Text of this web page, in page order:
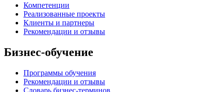
Компетенции
Реализованные проекты
Клиенты и партнеры
Рекомендации и отзывы
Бизнес-обучение
Программы обучения
Рекомендации и отзывы
Словарь бизнес-терминов